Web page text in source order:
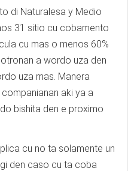
di Naturalesa y Medio
31 sitio cu cobamento
cu mas o menos 60%
a wordo uza den
uza mas. Manera
aki ya a
bishita den e proximo
cu no ta solamente un
den caso cu ta coba